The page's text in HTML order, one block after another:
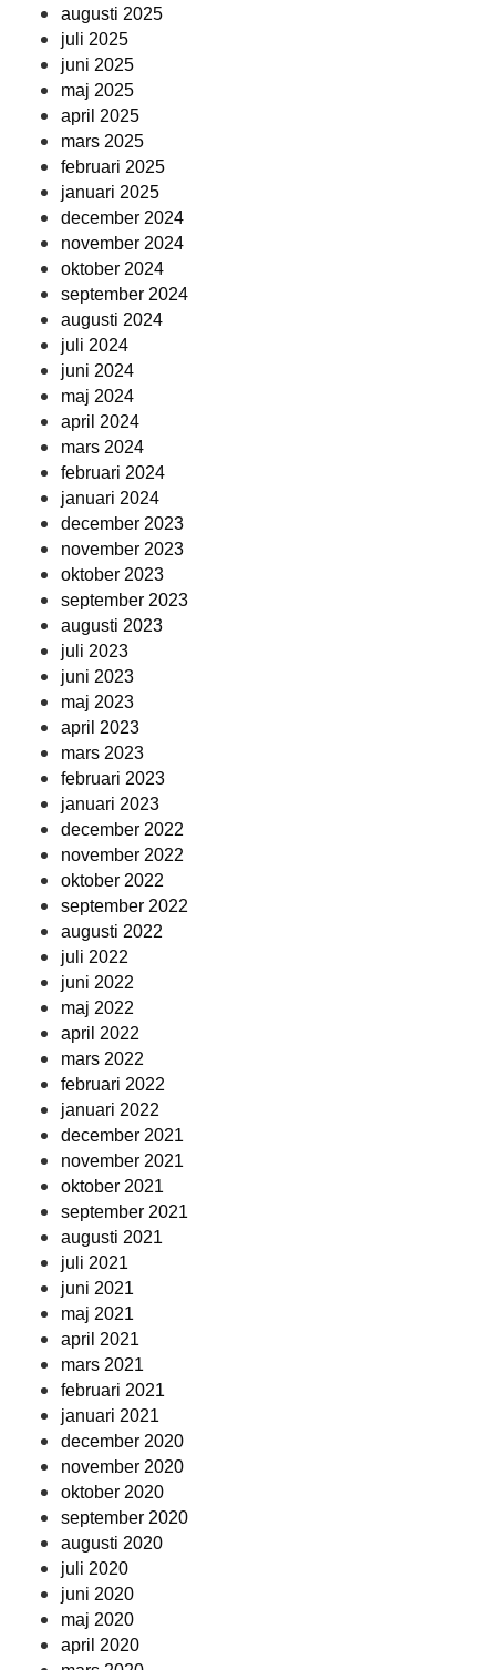
augusti 2025
juli 2025
juni 2025
maj 2025
april 2025
mars 2025
februari 2025
januari 2025
december 2024
november 2024
oktober 2024
september 2024
augusti 2024
juli 2024
juni 2024
maj 2024
april 2024
mars 2024
februari 2024
januari 2024
december 2023
november 2023
oktober 2023
september 2023
augusti 2023
juli 2023
juni 2023
maj 2023
april 2023
mars 2023
februari 2023
januari 2023
december 2022
november 2022
oktober 2022
september 2022
augusti 2022
juli 2022
juni 2022
maj 2022
april 2022
mars 2022
februari 2022
januari 2022
december 2021
november 2021
oktober 2021
september 2021
augusti 2021
juli 2021
juni 2021
maj 2021
april 2021
mars 2021
februari 2021
januari 2021
december 2020
november 2020
oktober 2020
september 2020
augusti 2020
juli 2020
juni 2020
maj 2020
april 2020